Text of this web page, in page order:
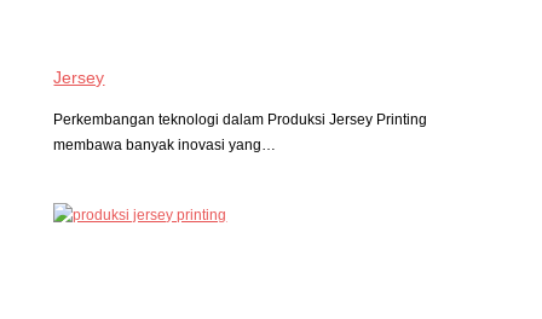
Jersey
Perkembangan teknologi dalam Produksi Jersey Printing
membawa banyak inovasi yang…